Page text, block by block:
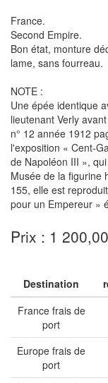
France.
Second Empire.
Bon état, monture
lame, sans fourreau.
NOTE :
Une épée identique
lieutenant Verly
n° 12 année 1912
l'exposition « Cent-
de Napoléon III »,
Musée de la figurine
155, elle est
pour un Empereur »
Prix : 1
Destination
France frais de
port
Europe frais de
port